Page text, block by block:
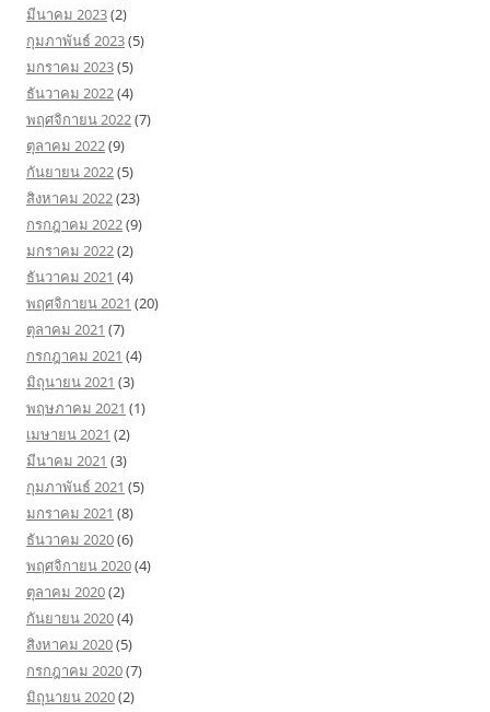
มีนาคม 2023(2)
กุมภาพันธ์ 2023(5)
มกราคม 2023(5)
ธันวาคม 2022(4)
พฤศจิกายน 2022(7)
ตุลาคม 2022(9)
กันยายน 2022(5)
สิงหาคม 2022(23)
กรกฎาคม 2022(9)
มกราคม 2022(2)
ธันวาคม 2021 (4)
พฤศจิกายน 2021 (20)
ตุลาคม 2021 (7)
กรกฎาคม 2021 (4)
มิถุนายน 2021 (3)
พฤษภาคม 2021 (1)
เมษายน 2021 (2)
มีนาคม 2021 (3)
กุมภาพันธ์ 2021 (5)
มกราคม 2021 (8)
ธันวาคม 2020(6)
พฤศจิกายน 2020(4)
ตุลาคม 2020(2)
กันยายน 2020(4)
สิงหาคม 2020(5)
กรกฎาคม 2020(7)
มิถุนายน 2020(2)